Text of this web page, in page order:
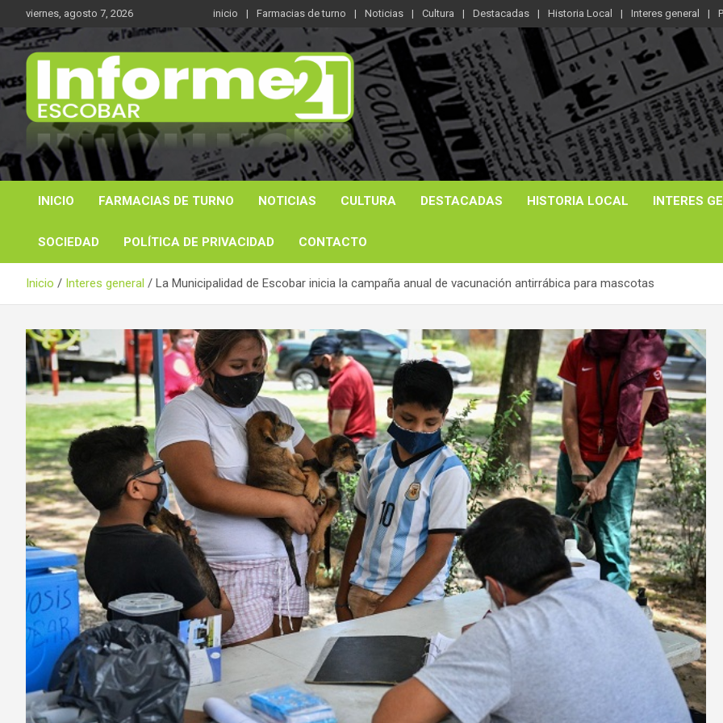
al
contenido
viernes, agosto 7, 2026 inicio Farmacias de turno Noticias Cultura Destacadas Historia Local Interes general
Informe 21
Noticas reales
INICIO FARMACIAS DE TURNO NOTICIAS CULTURA DESTACADAS HISTORIA LOCAL INTERES
SOCIEDAD POLÍTICA DE PRIVACIDAD CONTACTO
Inicio Interes general La Municipalidad de Escobar inicia la campaña anual de vacunación antirrábica para mascotas